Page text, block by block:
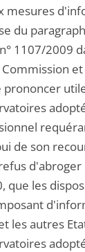
mesures
du
1107/2009
prononcer
de son
d'abroger
que les
les autres